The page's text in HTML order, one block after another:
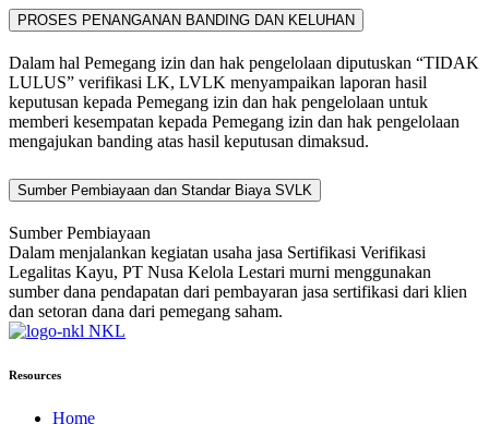
PROSES PENANGANAN BANDING DAN KELUHAN
Dalam hal Pemegang izin dan hak pengelolaan diputuskan “TIDAK
LULUS” verifikasi LK, LVLK menyampaikan laporan hasil
keputusan kepada Pemegang izin dan hak pengelolaan untuk
memberi kesempatan kepada Pemegang izin dan hak pengelolaan
mengajukan banding atas hasil keputusan dimaksud.
Sumber Pembiayaan dan Standar Biaya SVLK
Sumber Pembiayaan
Dalam menjalankan kegiatan usaha jasa Sertifikasi Verifikasi
Legalitas Kayu, PT Nusa Kelola Lestari murni menggunakan
sumber dana pendapatan dari pembayaran jasa sertifikasi dari klien
dan setoran dana dari pemegang saham.
NKL
Resources
Home